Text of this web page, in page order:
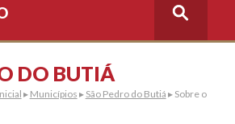
DO BUTIÁ
▸ Municípios ▸ São Pedro do Butiá ▸ Sobre o